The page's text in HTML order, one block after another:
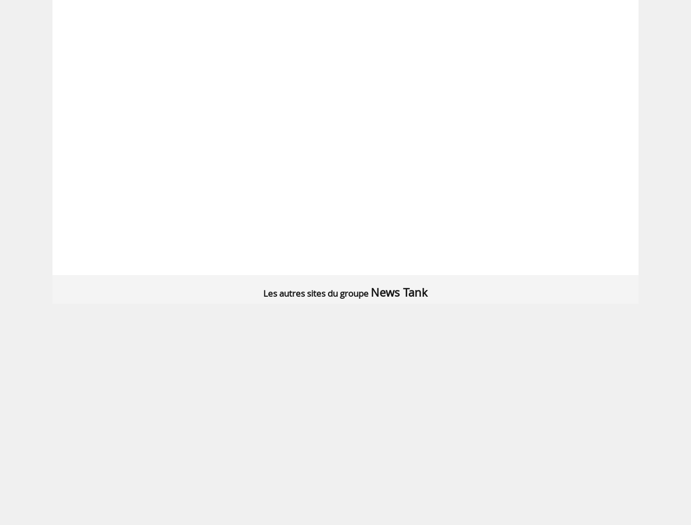
Les autres sites du groupe News Tank